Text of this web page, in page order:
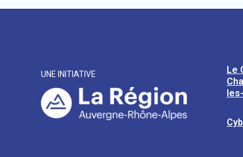
UNE INITIATIVE
Le